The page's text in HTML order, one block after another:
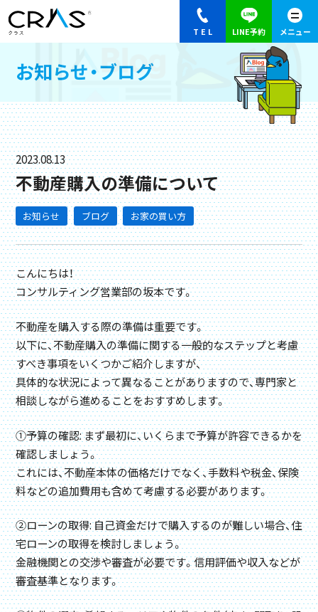
お知らせ・ブログ
2023.08.13
不動産購入の準備について
お知らせ ブログ お家の買い方
こんにちは！
コンサルティング営業部の坂本です。
不動産を購入する際の準備は重要です。
以下に、不動産購入の準備に関する一般的なステップと考慮
すべき事項をいくつかご紹介しますが、
具体的な状況によって異なることがありますので、専門家と
相談しながら進めることをおすすめします。
①予算の確認: まず最初に、いくらまで予算が許容できるかを
確認しましょう。
これには、不動産本体の価格だけでなく、手数料や税金、保険
料などの追加費用も含めて考慮する必要があります。
②ローンの取得: 自己資金だけで購入するのが難しい場合、住
宅ローンの取得を検討しましょう。
金融機関との交渉や審査が必要です。信用評価や収入などが
審査基準となります。